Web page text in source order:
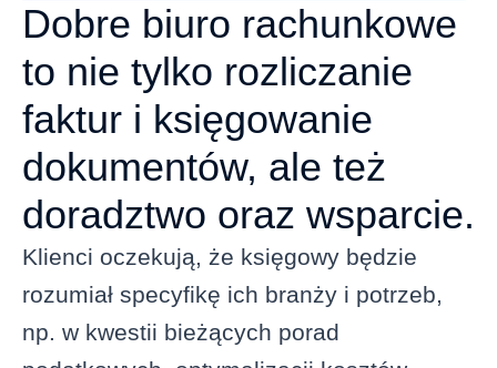
Dobre biuro rachunkowe
to nie tylko rozliczanie
faktur i księgowanie
dokumentów, ale też
doradztwo oraz wsparcie.
Klienci oczekują, że księgowy będzie
rozumiał specyfikę ich branży i potrzeb,
np. w kwestii bieżących porad